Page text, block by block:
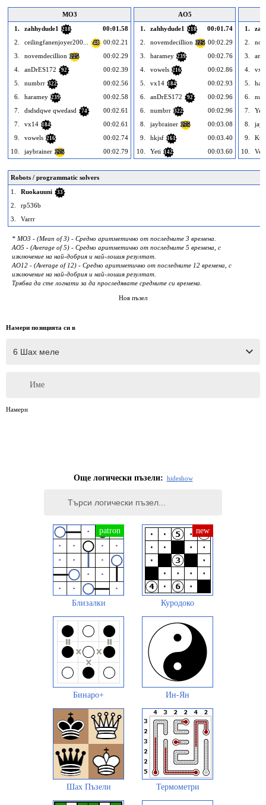
MO3
1.
zahhydude1 218
00:01.58
2.
ceilingfanenjoyer200... 48
00:02.21
3.
novemdecillion 225
00:02.29
4.
anDrES172 92
00:02.39
5.
numbrr 322
00:02.56
6.
haramey 239
00:02.58
7.
dsdsdqwe qwedasd 74
00:02.61
7.
vx14 184
00:02.61
9.
vowels 216
00:02.74
10.
jaybrainer 275 00:02.79
AO5
1.
zahhydude1 218
00:01.74
2.
novemdecillion 225 00:02.29
3.
haramey 239
00:02.76
4.
vowels 216
00:02.86
5.
vx14 184
00:02.93
6.
anDrES172 92
00:02.96
6.
numbrr 322
00:02.96
8.
jaybrainer 275
00:03.08
9.
hkjsf 161
00:03.40
10.
Yeti 142 00:03.60
1.
2.
3.
4.
5.
6.
7.
Yeti
8.
9.
10.
Robots / programmatic solvers
1.
Ruokauuni 33
2.
rp536b
3.
Varrr
* MO3 - (Mean of 3) - Средно аритметично от последните 3 времена.
AO5 - (Average of 5) - Средно аритметично от последните 5 времена, с
изключение на най-добрия и най-лошия резултат.
AO12 - (Average of 12) - Средно аритметично от последните 12 времена, с
изключение на най-добрия и най-лошия резултат.
Трябва да сте логнати за да проследявате средните си времена.
Нов пъзел
Намери позицията си в
Име
Намери
Още логически пъзели: hideshow
Близалки Куродоко
Бинаро+ Ин-Ян
Шах Пъзели Термометри